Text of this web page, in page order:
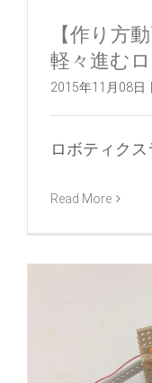
【作り方
軽々進む
2015年11月08日
ロボティクス
Read More